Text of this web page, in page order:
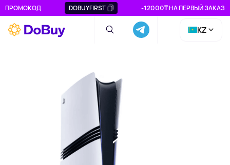
ПРОМОКОД DOBUYFIRST -12000₸ НА ПЕРВЫЙ ЗАКАЗ
KZ